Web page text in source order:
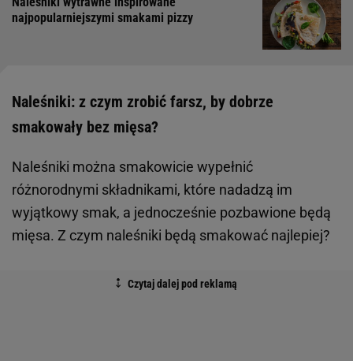
najpopularniejszymi smakami pizzy
Naleśniki: z czym zrobić farsz, by dobrze
smakowały bez mięsa?
Naleśniki można smakowicie wypełnić
różnorodnymi składnikami, które nadadzą im
wyjątkowy smak, a jednocześnie pozbawione będą
mięsa. Z czym naleśniki będą smakować najlepiej?